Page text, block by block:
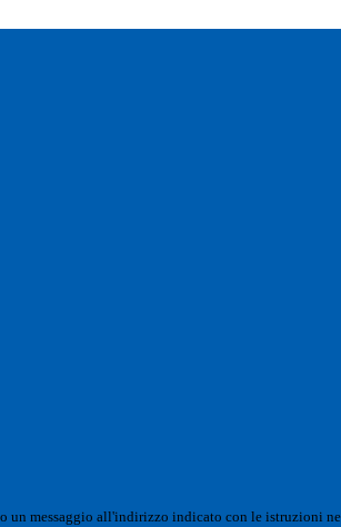
un messaggio all'indirizzo indicato con le istruzioni